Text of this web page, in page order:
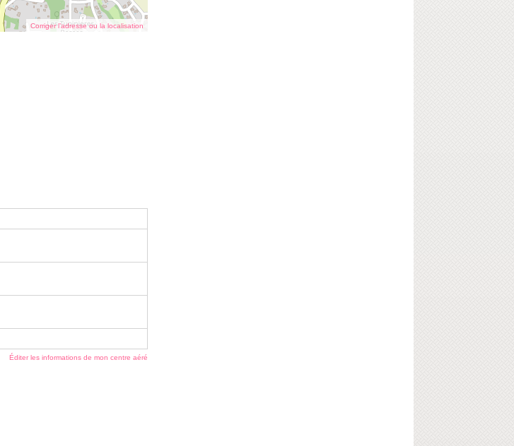
Corriger l’adresse ou la localisation
Éditer les informations de mon centre aéré